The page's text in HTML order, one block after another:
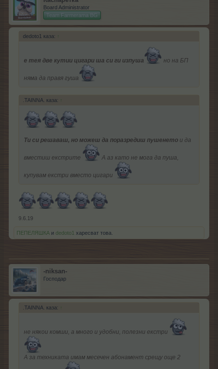
Board Administrator
Team Farmerama BG
dedoto1 каза: ↑
е тея две кутии цигари ша си ги изпуша но на БП
няма да правя гуша
.TAINNA. каза: ↑
Ти си решаваш, но можеш да поразредиш пушенето и да
вместиш екстрите А аз като не мога да пуша,
купувам екстри вместо цигари
9.6.19
ПЕПЕЛЯШКА и dedoto1 харесват това.
-niksan-
Господар
.TAINNA. каза: ↑
не някои комши, а много и удобни, полезни екстри
А за техниката имам месечен абонамент срещу още 2